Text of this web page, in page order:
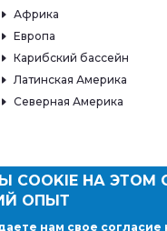
Африка
Европа
Карибский бассейн
Латинская Америка
Северная Америка
НА ЭТОМ
ОПЫТ
нам свое согласие